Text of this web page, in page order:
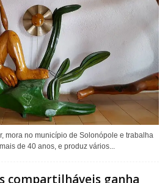
mora no município de Solonópole e trabalha
de 40 anos, e produz vários...
compartilháveis ganha